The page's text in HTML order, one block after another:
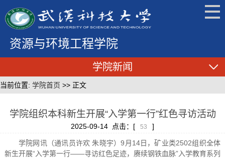
资源与环境工程学院
学院新闻
当前位置: 学院首页 >> 正文
学院组织本科新生开展“入学第一行”红色寻访活动
2025-09-14 点击：[ 53 ]
学院网讯（通讯员许欢 朱晓宇）9月14日，矿业类2502组织全体
新生开展“入学第一行——寻访红色足迹，赓续钢铁血脉”入学教育系列